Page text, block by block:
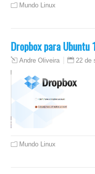
Mundo Linux
Dropbox para Ubuntu
Andre Oliveira 22 de
Mundo Linux